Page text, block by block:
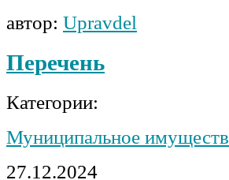
автор: Upravdel
Перечень
Категории:
Муниципальное
27.12.2024